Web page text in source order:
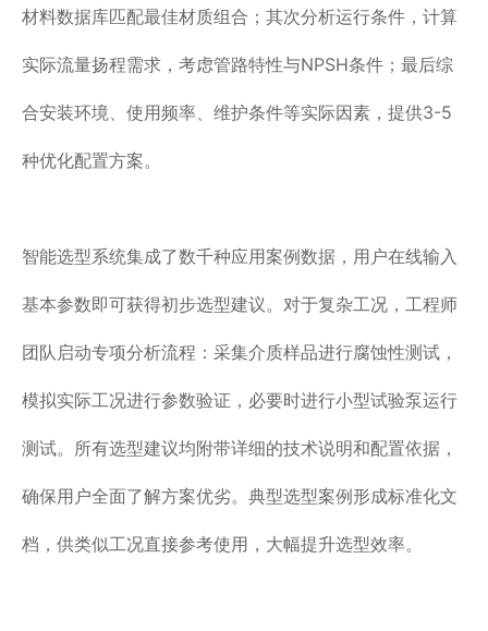
材料数据库匹配最佳材质组合；其次分析运行条件，计算
实际流量扬程需求，考虑管路特性与NPSH条件；最后综
合安装环境、使用频率、维护条件等实际因素，提供3-5
种优化配置方案。
智能选型系统集成了数千种应用案例数据，用户在线输入
基本参数即可获得初步选型建议。对于复杂工况，工程师
团队启动专项分析流程：采集介质样品进行腐蚀性测试，
模拟实际工况进行参数验证，必要时进行小型试验泵运行
测试。所有选型建议均附带详细的技术说明和配置依据，
确保用户全面了解方案优劣。典型选型案例形成标准化文
档，供类似工况直接参考使用，大幅提升选型效率。